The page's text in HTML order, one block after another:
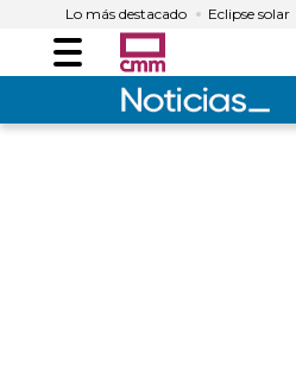
Lo más destacado Eclipse solar
Menú